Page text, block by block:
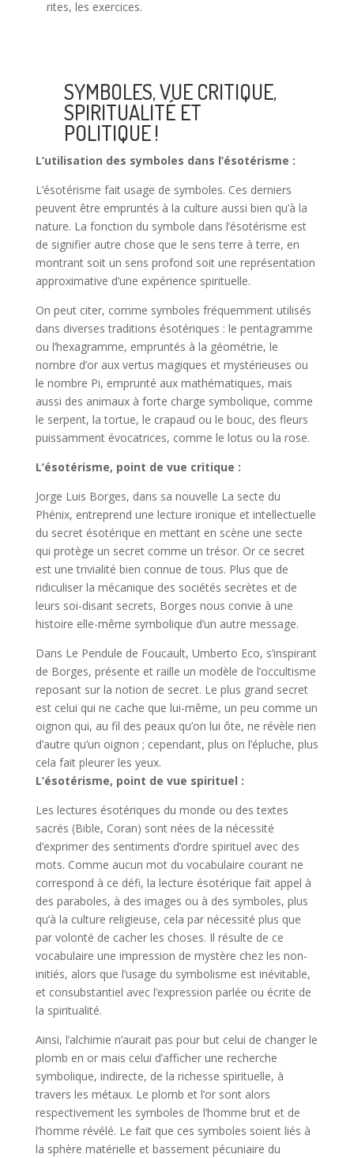
rites, les exercices.
SYMBOLES, VUE CRITIQUE,
SPIRITUALITÉ ET
POLITIQUE !
L’utilisation des symboles dans l’ésotérisme :
L’ésotérisme fait usage de symboles. Ces derniers
peuvent être empruntés à la culture aussi bien qu’à la
nature. La fonction du symbole dans l’ésotérisme est
de signifier autre chose que le sens terre à terre, en
montrant soit un sens profond soit une représentation
approximative d’une expérience spirituelle.
On peut citer, comme symboles fréquemment utilisés
dans diverses traditions ésotériques : le pentagramme
ou l’hexagramme, empruntés à la géométrie, le
nombre d’or aux vertus magiques et mystérieuses ou
le nombre Pi, emprunté aux mathématiques, mais
aussi des animaux à forte charge symbolique, comme
le serpent, la tortue, le crapaud ou le bouc, des fleurs
puissamment évocatrices, comme le lotus ou la rose.
L’ésotérisme, point de vue critique :
Jorge Luis Borges, dans sa nouvelle La secte du
Phénix, entreprend une lecture ironique et intellectuelle
du secret ésotérique en mettant en scène une secte
qui protège un secret comme un trésor. Or ce secret
est une trivialité bien connue de tous. Plus que de
ridiculiser la mécanique des sociétés secrètes et de
leurs soi-disant secrets, Borges nous convie à une
histoire elle-même symbolique d’un autre message.
Dans Le Pendule de Foucault, Umberto Eco, s’inspirant
de Borges, présente et raille un modèle de l’occultisme
reposant sur la notion de secret. Le plus grand secret
est celui qui ne cache que lui-même, un peu comme un
oignon qui, au fil des peaux qu’on lui ôte, ne révèle rien
d’autre qu’un oignon ; cependant, plus on l’épluche, plus
cela fait pleurer les yeux.
L’ésotérisme, point de vue spirituel :
Les lectures ésotériques du monde ou des textes
sacrés (Bible, Coran) sont nées de la nécessité
d’exprimer des sentiments d’ordre spirituel avec des
mots. Comme aucun mot du vocabulaire courant ne
correspond à ce défi, la lecture ésotérique fait appel à
des paraboles, à des images ou à des symboles, plus
qu’à la culture religieuse, cela par nécessité plus que
par volonté de cacher les choses. Il résulte de ce
vocabulaire une impression de mystère chez les non-
initiés, alors que l’usage du symbolisme est inévitable,
et consubstantiel avec l’expression parlée ou écrite de
la spiritualité.
Ainsi, l’alchimie n’aurait pas pour but celui de changer le
plomb en or mais celui d’afficher une recherche
symbolique, indirecte, de la richesse spirituelle, à
travers les métaux. Le plomb et l’or sont alors
respectivement les symboles de l’homme brut et de
l’homme révélé. Le fait que ces symboles soient liés à
la sphère matérielle et bassement pécuniaire du